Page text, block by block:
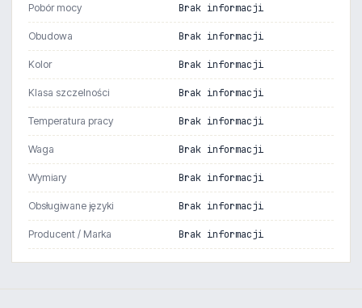
Pobór mocy Brak informacji
Obudowa Brak informacji
Kolor Brak informacji
Klasa szczelności Brak informacji
Temperatura pracy Brak informacji
Waga Brak informacji
Wymiary Brak informacji
Obsługiwane języki Brak informacji
Producent / Marka Brak informacji